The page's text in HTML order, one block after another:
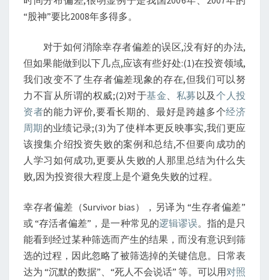
“股神”要比2008年多得多。
对于如何消除幸存者偏差的误区,没有好的办法,
但如果能做到以下几点,应该有些好处:(1)在投资领域,
我们改变不了生存者偏差现象的存在,但我们可以努
力不盲从所谓的权威;(2)对于基金、 私募以及个人投
资者的能力评价,要看长期的、最好是跨越多个经济
周期的业绩记录;(3)为了使样本更反映事实,我们更应
该搜集介绍投资失败的案例和总结,不但要向成功的
人学习如何成功,更要从失败的人那里总结为什么失
败,因为投资很大程度上是个避免失败的过程。
幸存者偏差（Survivor bias），另译为 “生存者偏差”
或 “存活者偏差”，是一种常见的逻辑谬误。指的是只
能看到经过某种筛选而产生的结果，而没有意识到筛
选的过程，因此忽略了被筛选掉的关键信息。日常表
达为 “沉默的数据”、“死人不会说话” 等。可以用对照